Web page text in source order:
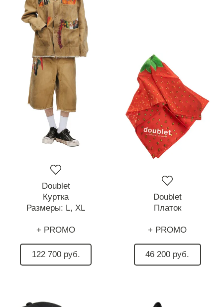
Doublet
Куртка
Размеры: L, XL
+ PROMO
122 700 руб.
Doublet
Платок
+ PROMO
46 200 руб.